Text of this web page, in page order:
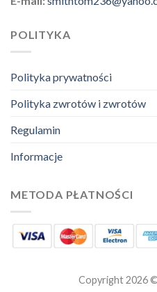
POLITYKA
Polityka prywatności
Polityka zwrotów i zwrotów
Regulamin
Informacje
METODA PŁATNOŚCI
Copyright 2026